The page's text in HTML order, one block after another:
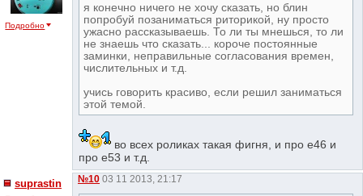
Подробно
я конечно ничего не хочу сказать, но блин
попробуй позаниматься риторикой, ну просто
ужасно рассказываешь. То ли ты мнешься, то ли
не знаешь что сказать... короче постоянные
заминки, неправильные согласования времен,
числительных и т.д.
учись говорить красиво, если решил заниматься
этой темой.
во всех роликах такая фигня, и про е46 и
про е53 и т.д.
suprastin №10 03 11 2013, 21:17